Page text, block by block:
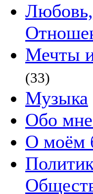
Мечты
(33)
Музыка
Обо
О моём